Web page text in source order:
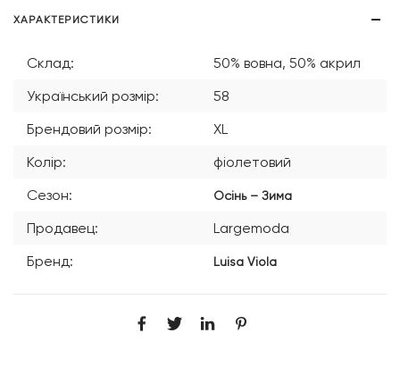
ХАРАКТЕРИСТИКИ
Склад:
50% вовна, 50% акрил
Український розмір:
58
Брендовий розмір:
XL
Колір:
фіолетовий
Сезон:
Осінь – Зима
Продавец:
Largemoda
Бренд:
Luisa Viola